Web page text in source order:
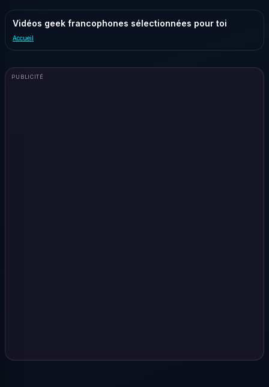
Vidéos geek francophones sélectionnées pour toi
Accueil
PUBLICITÉ